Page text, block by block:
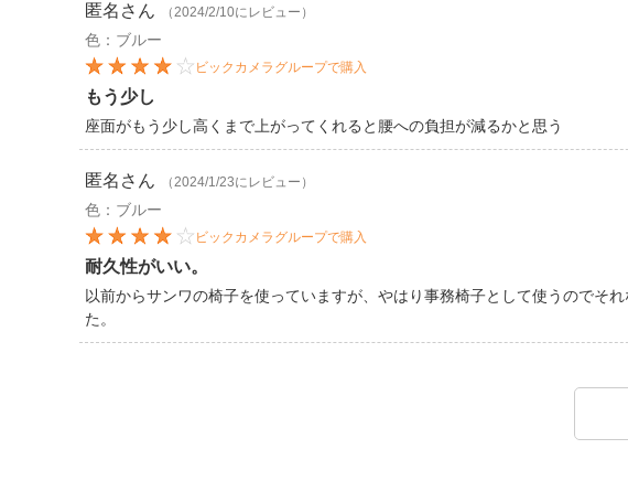
匿名 さん （2024/2/10にレビュー）
色：ブルー
ビックカメラグループで購入
もう少し
座面がもう少し高くまで上がってくれると腰への負担が減るかと思う
匿名 さん （2024/1/23にレビュー）
色：ブルー
ビックカメラグループで購入
耐久性がいい。
以前からサンワの椅子を使っていますが、やはり事務椅子として使うのでそ
た。